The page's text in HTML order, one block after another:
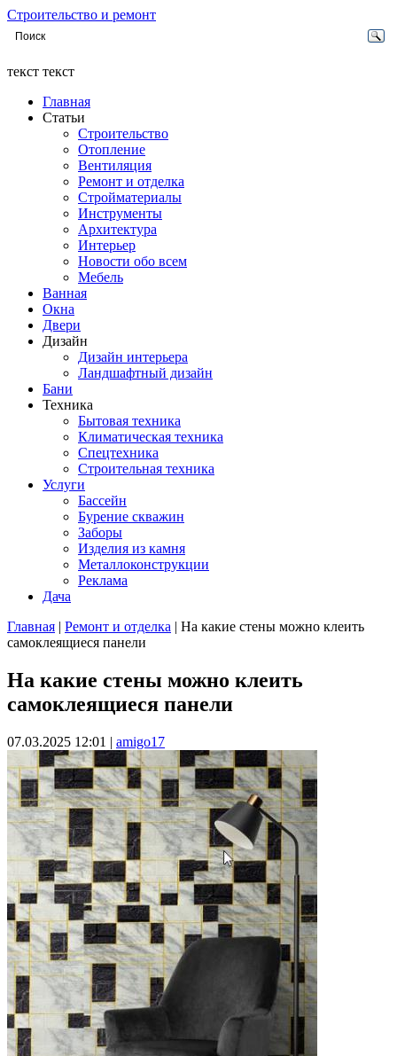
Строительство и ремонт
текст текст
Главная
Статьи
Строительство
Отопление
Вентиляция
Ремонт и отделка
Стройматериалы
Инструменты
Архитектура
Интерьер
Новости обо всем
Мебель
Ванная
Окна
Двери
Дизайн
Дизайн интерьера
Ландшафтный дизайн
Бани
Техника
Бытовая техника
Климатическая техника
Спецтехника
Строительная техника
Услуги
Бассейн
Бурение скважин
Заборы
Изделия из камня
Металлоконструкции
Реклама
Дача
Вы здесь
Главная | Ремонт и отделка | На какие стены можно клеить
самоклеящиеся панели
На какие стены можно клеить
самоклеящиеся панели
07.03.2025 12:01 | amigo17